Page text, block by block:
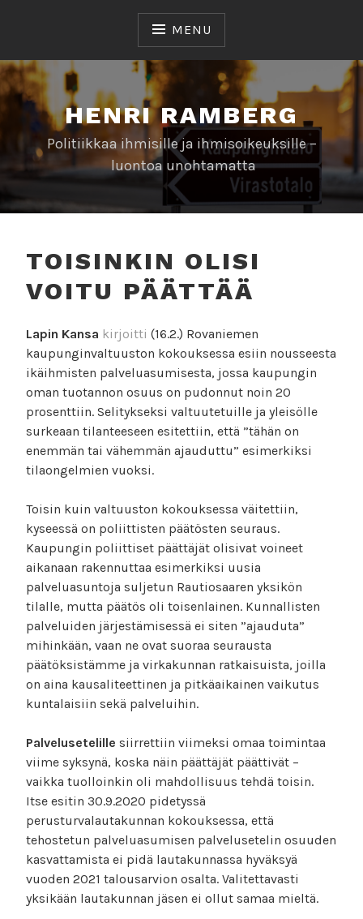
MENU
HENRI RAMBERG
Politiikkaa ihmisille ja ihmisoikeuksille –
luontoa unohtamatta
TOISINKIN OLISI
VOITU PÄÄTTÄÄ
Lapin Kansa kirjoitti (16.2.) Rovaniemen
kaupunginvaltuuston kokouksessa esiin nousseesta
ikäihmisten palveluasumisesta, jossa kaupungin
oman tuotannon osuus on pudonnut noin 20
prosenttiin. Selitykseksi valtuutetuille ja yleisölle
surkeaan tilanteeseen esitettiin, että ”tähän on
enemmän tai vähemmän ajauduttu” esimerkiksi
tilaongelmien vuoksi.
Toisin kuin valtuuston kokouksessa väitettiin,
kyseessä on poliittisten päätösten seuraus.
Kaupungin poliittiset päättäjät olisivat voineet
aikanaan rakennuttaa esimerkiksi uusia
palveluasuntoja suljetun Rautiosaaren yksikön
tilalle, mutta päätös oli toisenlainen. Kunnallisten
palveluiden järjestämisessä ei siten ”ajauduta”
mihinkään, vaan ne ovat suoraa seurausta
päätöksistämme ja virkakunnan ratkaisuista, joilla
on aina kausaliteettinen ja pitkäaikainen vaikutus
kuntalaisiin sekä palveluihin.
Palvelusetelille siirrettiin viimeksi omaa toimintaa
viime syksynä, koska näin päättäjät päättivät –
vaikka tuolloinkin oli mahdollisuus tehdä toisin.
Itse esitin 30.9.2020 pidetyssä
perusturvalautakunnan kokouksessa, että
tehostetun palveluasumisen palvelusetelin osuuden
kasvattamista ei pidä lautakunnassa hyväksyä
vuoden 2021 talousarvion osalta. Valitettavasti
yksikään lautakunnan jäsen ei ollut samaa mieltä.